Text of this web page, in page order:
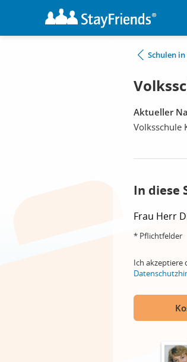
Schulen in
Aktueller
Volksschule
In diese
Frau Herr
* Pflichtfelder
Ich akzeptiere